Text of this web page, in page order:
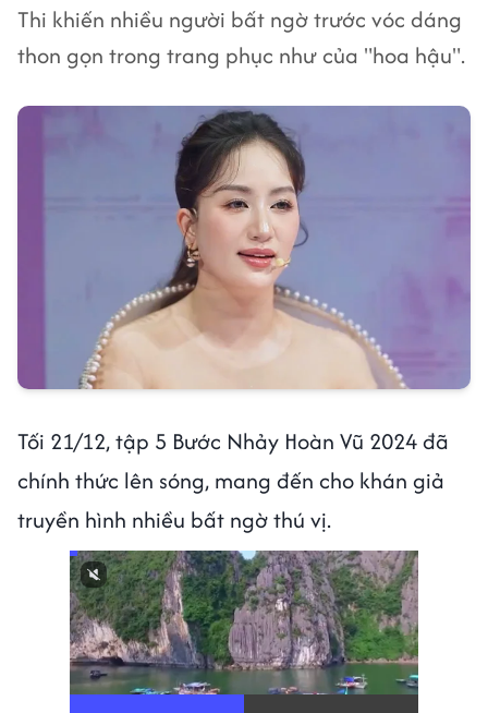
Thi khiến nhiều người bất ngờ trước vóc dáng
thon gọn trong trang phục như của "hoa hậu".
Tối 21/12, tập 5 Bước Nhảy Hoàn Vũ 2024 đã
chính thức lên sóng, mang đến cho khán giả
truyền hình nhiều bất ngờ thú vị.